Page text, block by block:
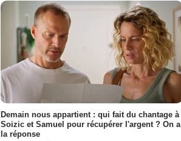
Demain nous appartient : qui fait du chantage à
Soizic et Samuel pour récupérer l'argent ? On a
la réponse